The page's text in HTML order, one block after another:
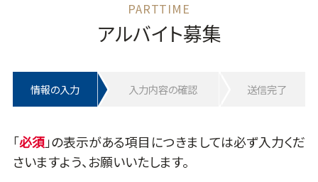
アルバイト募集
情報の入力 入力内容の確認 送信完了
「
」の表示がある項目につきましては必ず入力くだ
さいますよう、お願いいたします。